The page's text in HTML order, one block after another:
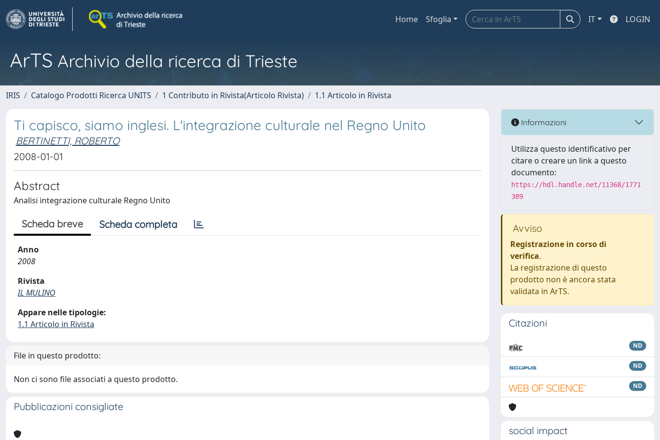
Home Sfoglia IT LOGIN
ArTS Archivio della ricerca di Trieste
IRIS Catalogo Prodotti Ricerca UNITS 1 Contributo in Rivista(Articolo Rivista) 1.1 Articolo in Rivista
Ti capisco, siamo inglesi. L'integrazione culturale nel Regno Unito
BERTINETTI, ROBERTO
2008-01-01
Abstract
Analisi integrazione culturale Regno Unito
Scheda breve Scheda completa
Anno
2008
Rivista
IL MULINO
Appare nelle tipologie:
1.1 Articolo in Rivista
File in questo prodotto:
Non ci sono file associati a questo prodotto.
Pubblicazioni consigliate
Informazioni
Utilizza questo identificativo per
citare o creare un link a questo
documento:
https://hdl.handle.net/11368/1771
389
Avviso
Registrazione in corso di
verifica.
La registrazione di questo
prodotto non è ancora stata
validata in ArTS.
Citazioni
ND
ND
ND
social impact